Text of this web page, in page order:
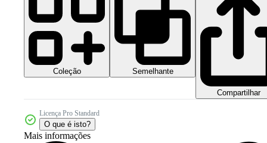
Coleção Semelhante
Compartilhar
Licença Pro Standard
O que é isto?
Mais informações